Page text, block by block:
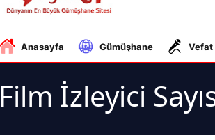
Anasayfa Gümüşhane Vefat
Film İzleyici